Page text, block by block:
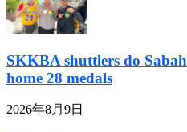
SKKBA shuttlers do
home 28 medals
2026年8月9日